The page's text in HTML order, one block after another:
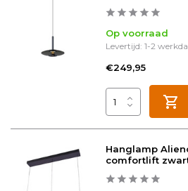
Op voorraad
Levertijd: 1-2
€249,95
Hanglamp
comfortlift